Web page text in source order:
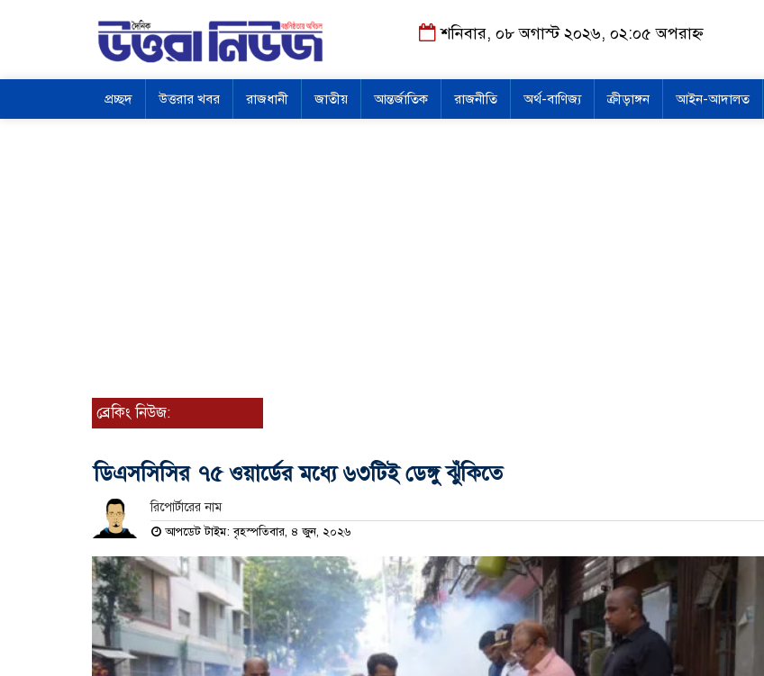
শনিবার, ০৮ অগাস্ট ২০২৬, ০২:০৫ অপরাহ্ন
প্রচ্ছদ উত্তরার খবর রাজধানী জাতীয় আন্তর্জাতিক রাজনীতি অর্থ-বাণিজ্য ক্রীড়াঙ্গন আইন-আদালত
ব্রেকিং নিউজ:
ডিএসসিসির ৭৫ ওয়ার্ডের মধ্যে ৬৩টিই ডেঙ্গু ঝুঁকিতে
রিপোর্টারের নাম
আপডেট টাইম: বৃহস্পতিবার, ৪ জুন, ২০২৬